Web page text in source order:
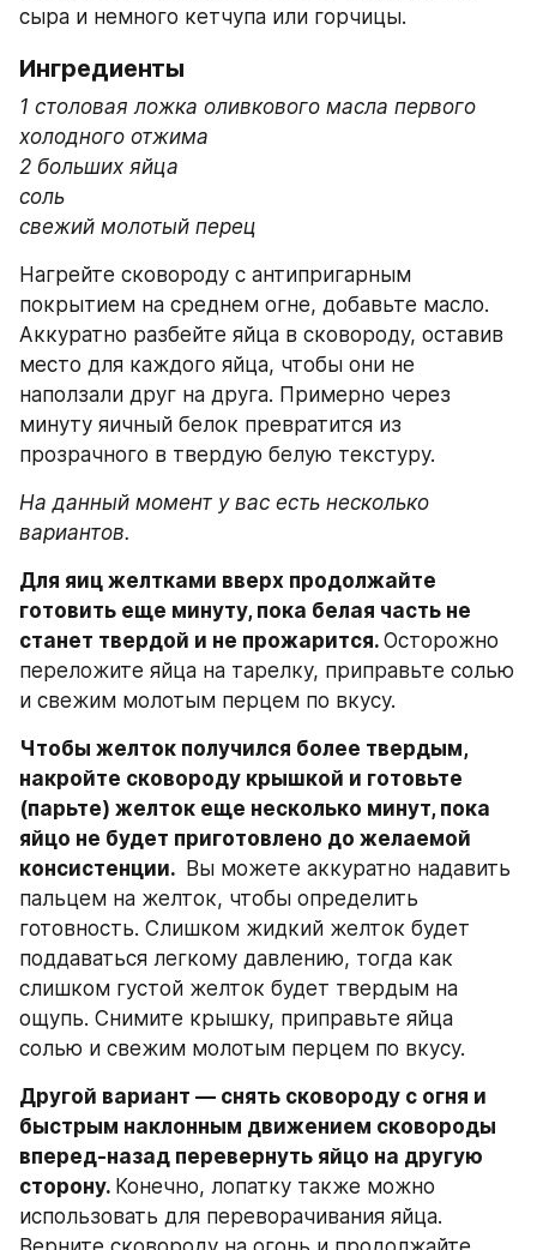
сыра и немного кетчупа или горчицы.
Ингредиенты
1 столовая ложка оливкового масла первого
холодного отжима
2 больших яйца
соль
свежий молотый перец
Нагрейте сковороду с антипригарным
покрытием на среднем огне, добавьте масло.
Аккуратно разбейте яйца в сковороду, оставив
место для каждого яйца, чтобы они не
наползали друг на друга. Примерно через
минуту яичный белок превратится из
прозрачного в твердую белую текстуру.
На данный момент у вас есть несколько
вариантов.
Для яиц желтками вверх продолжайте
готовить еще минуту, пока белая часть не
станет твердой и не прожарится. Осторожно
переложите яйца на тарелку, приправьте солью
и свежим молотым перцем по вкусу.
Чтобы желток получился более твердым,
накройте сковороду крышкой и готовьте
(парьте) желток еще несколько минут, пока
яйцо не будет приготовлено до желаемой
консистенции. Вы можете аккуратно надавить
пальцем на желток, чтобы определить
готовность. Слишком жидкий желток будет
поддаваться легкому давлению, тогда как
слишком густой желток будет твердым на
ощупь. Снимите крышку, приправьте яйца
солью и свежим молотым перцем по вкусу.
Другой вариант — снять сковороду с огня и
быстрым наклонным движением сковороды
вперед-назад перевернуть яйцо на другую
сторону. Конечно, лопатку также можно
использовать для переворачивания яйца.